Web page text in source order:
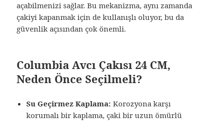
açabilmenizi sağlar. Bu mekanizma, aynı zamanda
çakiyi kapanmak için de kullanışlı oluyor, bu da
güvenlik açısından çok önemli.
Columbia Avcı Çakısı 24 CM,
Neden Önce Seçilmeli?
Su Geçirmez Kaplama: Korozyona karşı
korumalı bir kaplama, çaki bir uzun ömürlü